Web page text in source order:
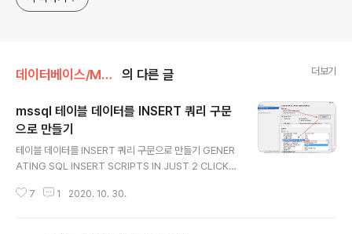
데이터베이스/MS-SQL 😃 의 다른 글 더보기
mssql 테이블 데이터를 INSERT 쿼리 구문
으로 만들기
테이블 데이터를 INSERT 쿼리 구문으로 만들기 GENER
ATING SQL INSERT SCRIPTS IN JUST 2 CLICKS
g-sql-insert-scripts-in-just-2-clicks/ 테이블의 데
7 1 2020. 10. 30.